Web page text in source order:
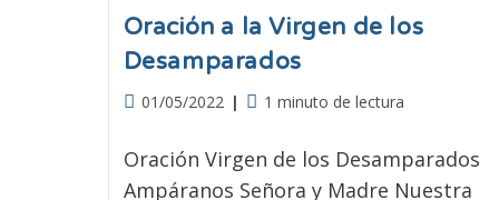
Oración a la Virgen de los
Desamparados
01/05/2022 1 minuto de lectura
Oración Virgen de los Desamparados
Ampáranos Señora y Madre Nuestra